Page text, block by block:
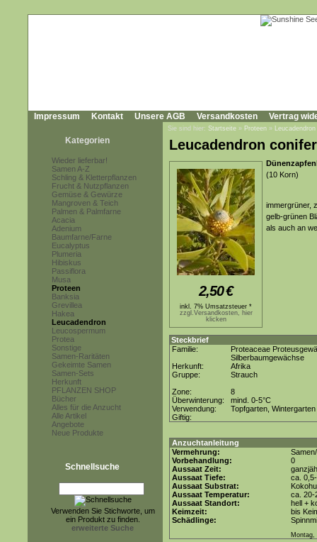
Impressum Kontakt Unsere AGB Versandkosten Vertrag
Kategorien
Wieder lieferbar!
Samen A-Z
Schling & Kletterpflanzen
Frucht & Nutzpflanzen
Gemüse & Gewürze
Mangroven & Teich
Palmen & Palmfarne
Acacia
Adenium
Baumfarne/Farne
Eucalyptus
Plumeria
Hibiskus
Passiflora
Musa
Proteen
Banksia
Grevillea
Hakea
Leucadendron
Leucospermum
Protea
Sonstige
Samen-Raritäten
Gekeimte Samen
Samen-Sets
Herkunft
PFLANZEN SHOP
Bücher
Alles für die Anzucht
Alle Artikel
Angebote
Neue Produkte
Schnellsuche
Verwenden Sie Stichworte, um
ein Produkt zu finden.
erweiterte Suche
Sie sind hier: Startseite » Proteen » Leucadendron
Leucadendron
2,50€
inkl. 7% Umsatzsteuer *
zzgl.Versandkosten, hier
klicken
(10 Korn)
immergrüner,
gelb-grünen
als auch an
Steckbrief
Familie:
Proteaceae
Silberbaumgewächse
Herkunft:
Afrika
Gruppe:
Strauch
Zone:
8
Überwinterung:
mind. 0-5°C
Verwendung:
Topfgarten, Wintergarten
Giftig:
Anzuchtanleitung
Vermehrung:
Vorbehandlung:
0
Aussaat Zeit:
Aussaat Tiefe:
ca.
Aussaat Substrat:
Aussaat Temperatur:
ca. 20-
Aussaat Standort:
hell +
Keimzeit:
bis
Schädlinge:
Montag,